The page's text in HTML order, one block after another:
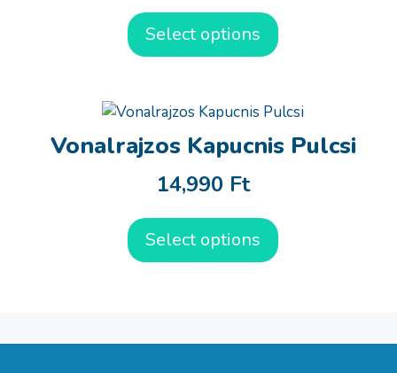
Select options
Vonalrajzos Kapucnis Pulcsi
14,990 Ft
Select options